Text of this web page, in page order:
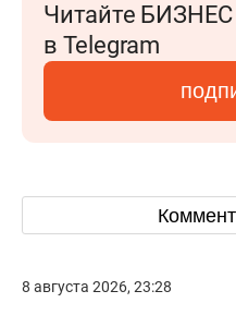
Читайте БИЗНЕС
в Telegram
8 августа 2026, 23:28